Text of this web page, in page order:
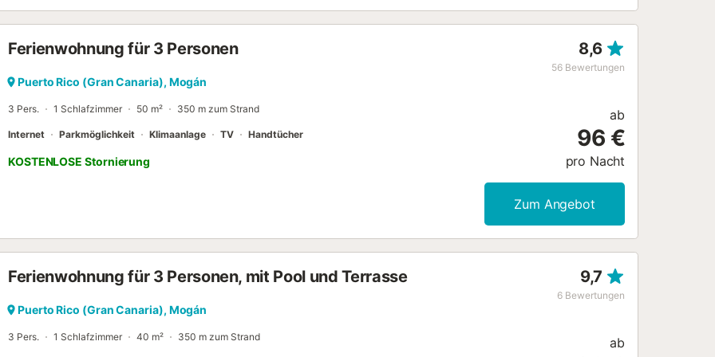
erwarten Sie in dieser Ferienwohnung....
Ferienwohnung für 3 Personen 8,6
56 Bewertungen
Puerto Rico (Gran Canaria), Mogán
3 Pers. 1 Schlafzimmer 50 m² 350 m zum Strand
Internet Parkmöglichkeit Klimaanlage TV Handtücher
KOSTENLOSE Stornierung
ab
96 €
pro Nacht
Zum Angebot
Ferienwohnung für 3 Personen, mit Pool und Terrasse 9,7
6 Bewertungen
Puerto Rico (Gran Canaria), Mogán
3 Pers. 1 Schlafzimmer 40 m² 350 m zum Strand ab